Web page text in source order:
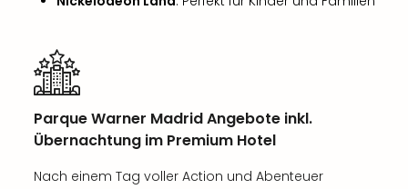
Parque Warner Madrid Angebote inkl.
Übernachtung im Premium Hotel
Nach einem Tag voller Action und Abenteuer